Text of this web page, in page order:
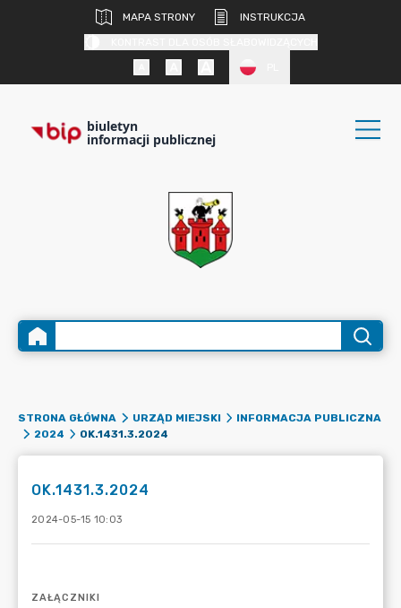
MAPA STRONY
INSTRUKCJA
biuletyn
informacji publicznej
STRONA GŁÓWNA URZĄD MIEJSKI
INFORMACJA PUBLICZNA
2024
OK.1431.3.2024
OK.1431.3.2024
2024-05-15 10:03
ZAŁĄCZNIKI